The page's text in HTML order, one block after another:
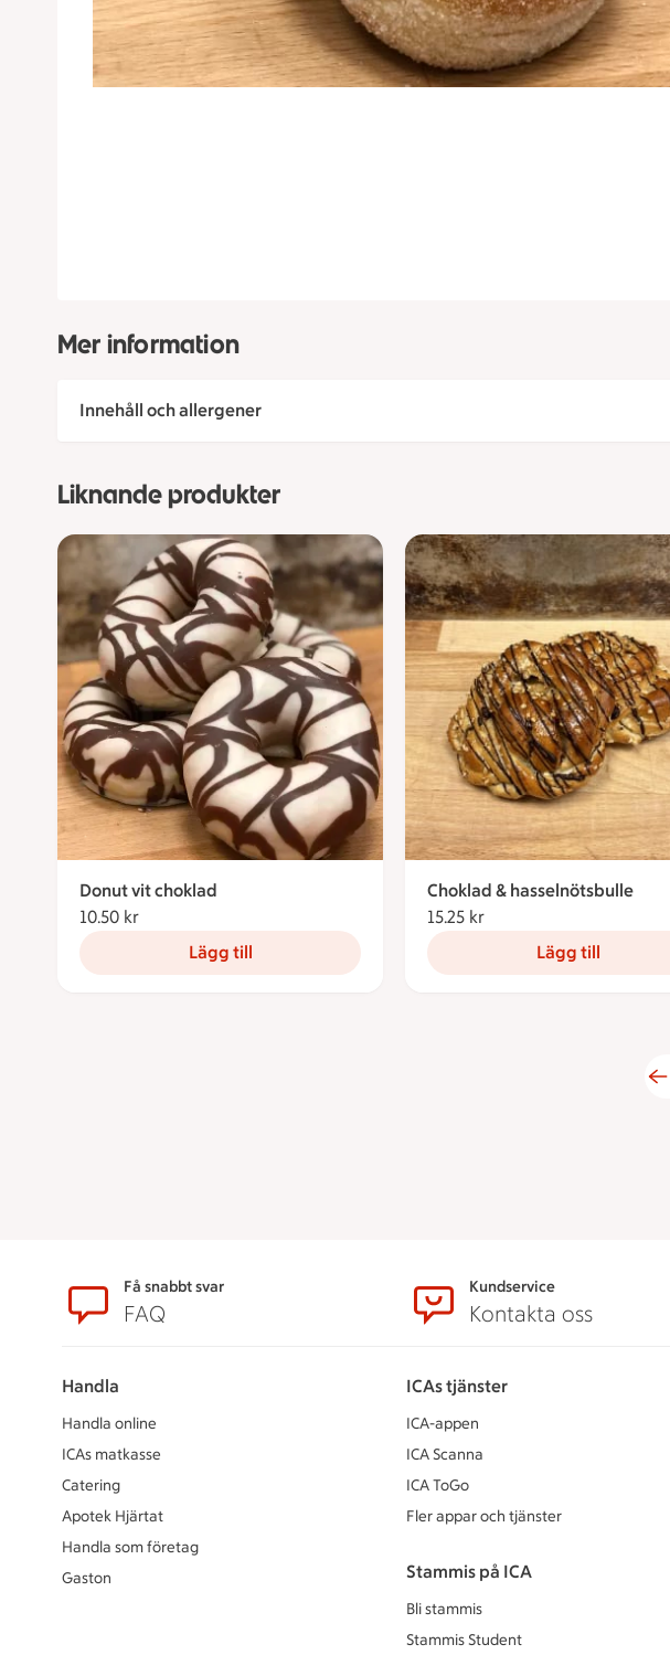
Mer information
Innehåll och allergener
Liknande produkter
Donut vit choklad
10.50 kr
Lägg till
Choklad & hasselnötsbulle
15.25 kr
Lägg till
SidfotFå snabbt svar
FAQ
Kundservice
Kontakta oss
Handla
Handla online
ICAs matkasse
Catering
Apotek Hjärtat
Handla som företag
Gaston
ICAs tjänster
ICA-appen
ICA Scanna
ICA ToGo
Fler appar och tjänster
Stammis på ICA
Bli stammis
Stammis Student